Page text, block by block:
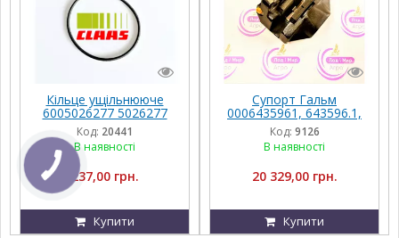
Кільце ущільнююче
6005026277 5026277
600502627.7 502627.7
Код: 20441
В наявності
237,00 грн.
Купити
Супорт Гальм
0006435961, 643596.1,
000643596.1, 643596.1
Claas
Код: 9126
В наявності
20 329,00 грн.
Купити